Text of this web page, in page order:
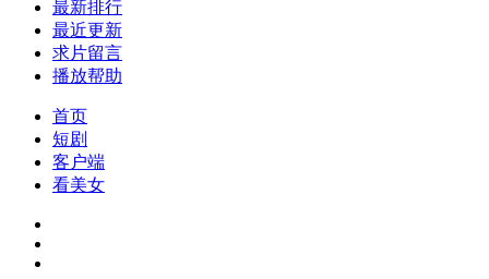
最新排行
最近更新
求片留言
播放帮助
首页
短剧
客户端
看美女